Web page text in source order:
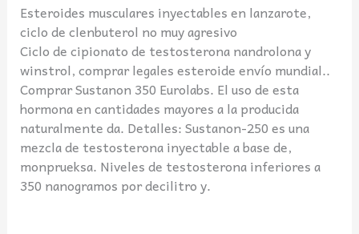
Esteroides musculares inyectables en lanzarote,
ciclo de clenbuterol no muy agresivo
Ciclo de cipionato de testosterona nandrolona y
winstrol, comprar legales esteroide envío mundial..
Comprar Sustanon 350 Eurolabs. El uso de esta
hormona en cantidades mayores a la producida
naturalmente da. Detalles: Sustanon-250 es una
mezcla de testosterona inyectable a base de,
monprueksa. Niveles de testosterona inferiores a
350 nanogramos por decilitro y.